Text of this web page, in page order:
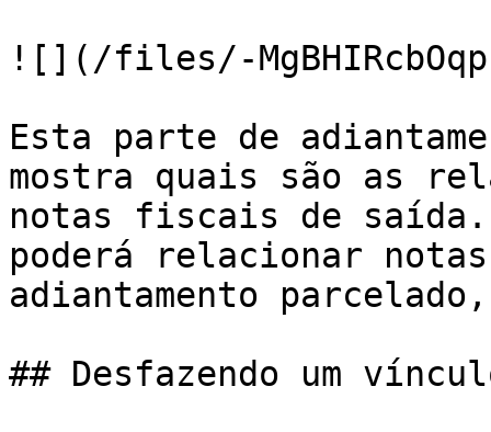
![](/files/-
Esta parte de
mostra quais são as
notas fiscais de saída.
poderá relacionar
adiantamento
## Desfazendo um